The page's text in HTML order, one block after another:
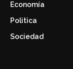
Economía
Politica
Sociedad